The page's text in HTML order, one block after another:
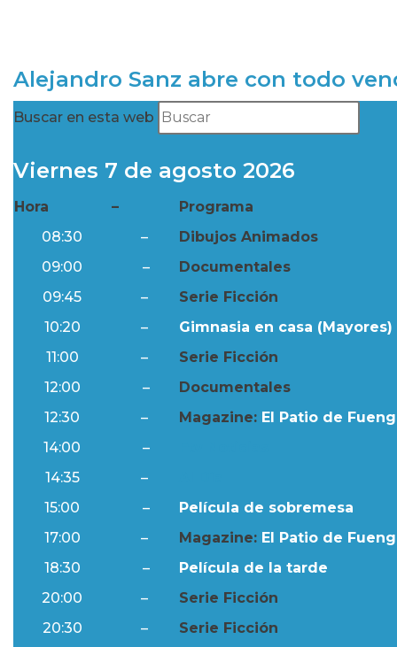
Alejandro Sanz abre con todo
Buscar en esta web
Viernes 7 de agosto 2026
Hora –
Programa
08:30
–
Dibujos Animados
09:00
–
Documentales
09:45
–
Serie Ficción
10:20
–
Gimnasia en casa (Mayores)
11:00
–
Serie Ficción
12:00
–
Documentales
12:30
– Magazine: El Patio de
14:00
–
14:35
–
15:00
–
Película de sobremesa
17:00
– Magazine: El Patio de
18:30
–
Película de la tarde
20:00
–
Serie Ficción
20:30
– Serie Ficción